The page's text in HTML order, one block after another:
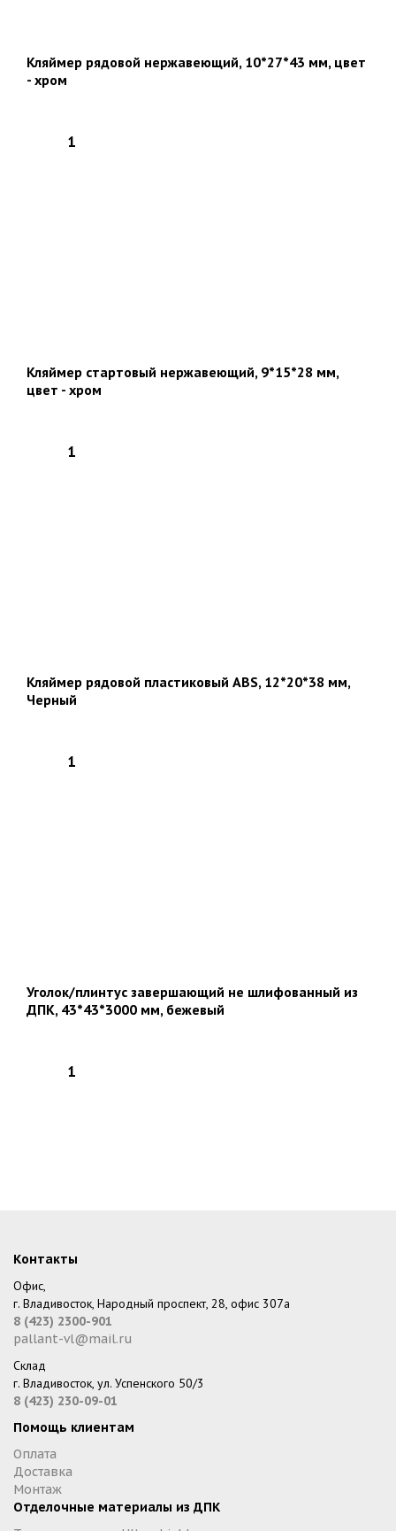
Кляймер рядовой нержавеющий, 10*27*43 мм, цвет
- хром
Кляймер стартовый нержавеющий, 9*15*28 мм,
цвет - хром
Кляймер рядовой пластиковый ABS, 12*20*38 мм,
Черный
Уголок/плинтус завершающий не шлифованный из
ДПК, 43*43*3000 мм, бежевый
Контакты
Офис,
г. Владивосток, Народный проспект, 28, офис 307а
8 (423) 2300-901
pallant-vl@mail.ru
Склад
г. Владивосток, ул. Успенского 50/3
8 (423) 230-09-01
Помощь клиентам
Оплата
Доставка
Монтаж
Отделочные материалы из ДПК